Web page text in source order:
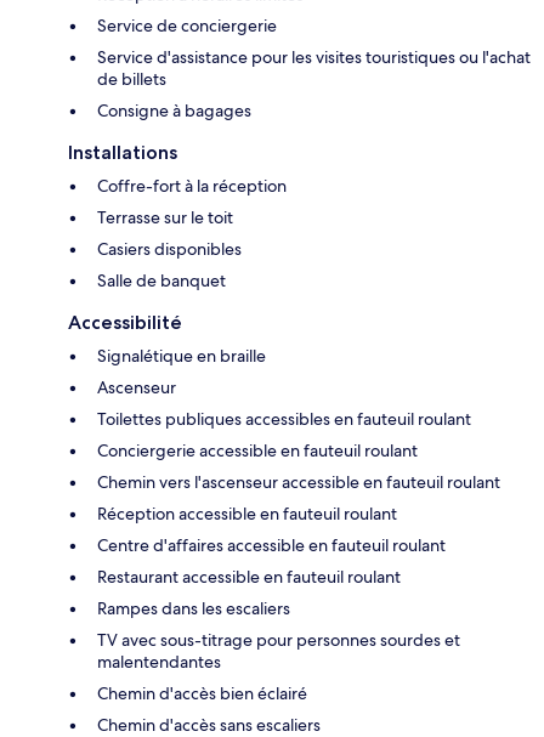
Service de conciergerie
Service d'assistance pour les visites touristiques ou l'achat
de billets
Consigne à bagages
Installations
Coffre-fort à la réception
Terrasse sur le toit
Casiers disponibles
Salle de banquet
Accessibilité
Signalétique en braille
Ascenseur
Toilettes publiques accessibles en fauteuil roulant
Conciergerie accessible en fauteuil roulant
Chemin vers l'ascenseur accessible en fauteuil roulant
Réception accessible en fauteuil roulant
Centre d'affaires accessible en fauteuil roulant
Restaurant accessible en fauteuil roulant
Rampes dans les escaliers
TV avec sous-titrage pour personnes sourdes et
malentendantes
Chemin d'accès bien éclairé
Chemin d'accès sans escaliers